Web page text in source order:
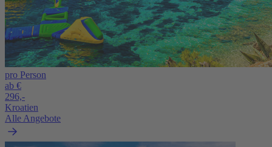
pro Person
ab €
296,-
Kroatien
Alle Angebote